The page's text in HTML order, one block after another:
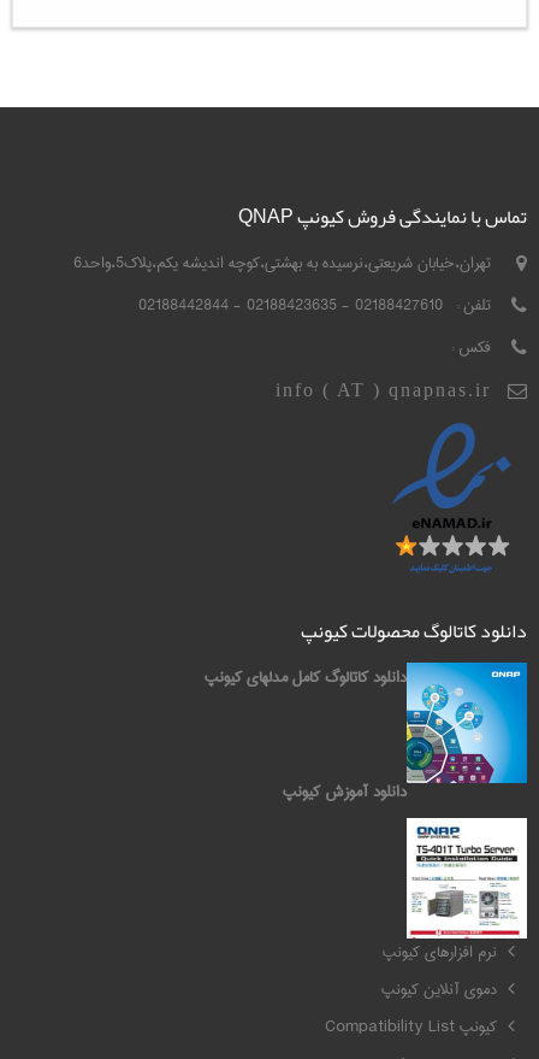
تماس با نمایندگی فروش کیونپ QNAP
تهران،خیابان شریعتی،نرسیده به بهشتی،کوچه اندیشه یکم،پلاک5،واحد6
تلفن : 02188427610 - 02188423635 - 02188442844
فکس :
info ( AT ) qnapnas.ir
دانلود کاتالوگ محصولات کیونپ
دانلود کاتالوگ کامل مدلهای کیونپ
دانلود آموزش کیونپ
کیونپ QNAP
نرم افزارهای کیونپ
دموی آنلاین کیونپ
کیونپ Compatibility List